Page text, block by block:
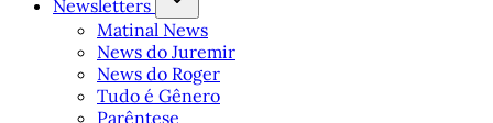
Newsletters
Matinal News
News do Juremir
News do Roger
Tudo é Gênero
Parêntese